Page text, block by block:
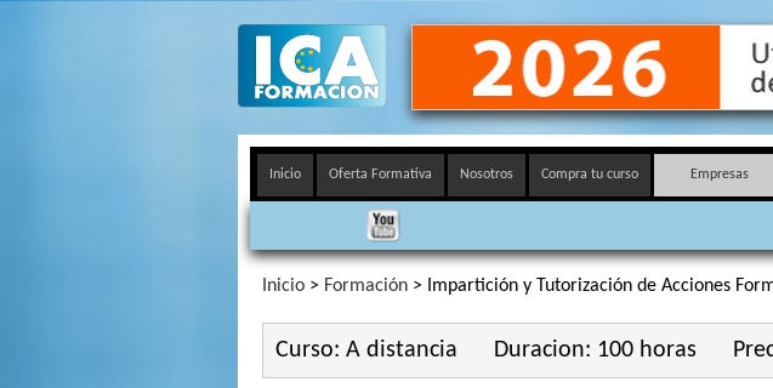
Inicio Oferta Formativa Nosotros Compra tu curso Empresas
Inicio> Formación> Impartición y Tutorización de Acciones
Curso: A distancia Duracion: 100 horas